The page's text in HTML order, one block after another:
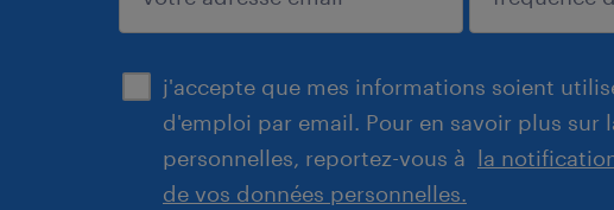
j'accepte que mes informations soient
d'emploi par email. Pour en savoir plus sur
personnelles, reportez-vous à la
de vos données personnelles.
enregistrer